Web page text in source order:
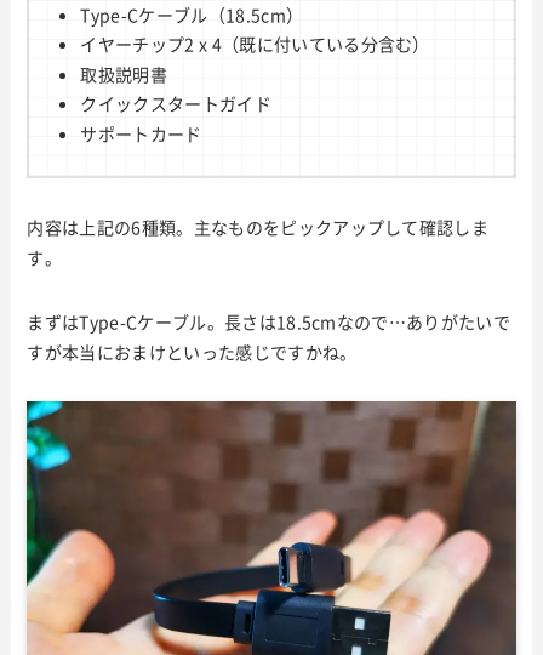
Type-Cケーブル（18.5cm）
イヤーチップ2 x 4（既に付いている分含む）
取扱説明書
クイックスタートガイド
サポートカード
内容は上記の6種類。主なものをピックアップして確認しま
す。
まずはType-Cケーブル。長さは18.5cmなので…ありがたいで
すが本当におまけといった感じですかね。